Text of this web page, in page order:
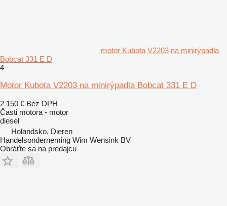
motor Kubota V2203 na minirýpadla
Bobcat 331 E D
4
Motor Kubota V2203 na minirýpadla Bobcat 331 E D
2 150 € Bez DPH
Časti motora - motor
diesel
Holandsko, Dieren
Handelsonderneming Wim Wensink BV
Obráťte sa na predajcu